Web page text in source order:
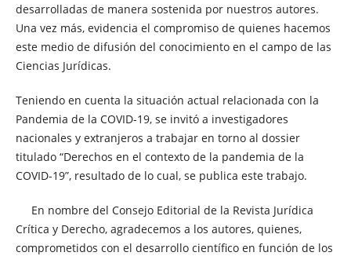
desarrolladas de manera sostenida por nuestros autores.
Una vez más, evidencia el compromiso de quienes hacemos
este medio de difusión del conocimiento en el campo de las
Ciencias Jurídicas.
Teniendo en cuenta la situación actual relacionada con la
Pandemia de la COVID-19, se invitó a investigadores
nacionales y extranjeros a trabajar en torno al dossier
titulado “Derechos en el contexto de la pandemia de la
COVID-19”, resultado de lo cual, se publica este trabajo.
En nombre del Consejo Editorial de la Revista Jurídica
Crítica y Derecho, agradecemos a los autores, quienes,
comprometidos con el desarrollo científico en función de los